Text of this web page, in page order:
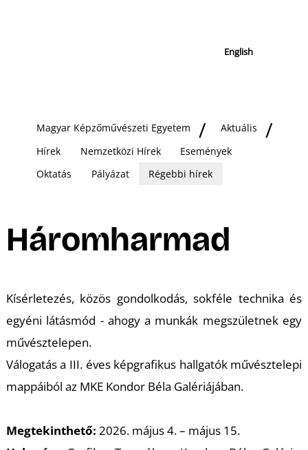
English
Magyar Képzőművészeti Egyetem
Aktuális
Hírek
Nemzetközi Hírek
Események
Oktatás
Pályázat Régebbi hírek
Háromharmad
Kísérletezés, közös gondolkodás, sokféle technika és
egyéni látásmód - ahogy a munkák megszületnek egy
művésztelepen.
Válogatás a III. éves képgrafikus hallgatók művésztelepi
mappáiból az MKE Kondor Béla Galériájában.
Megtekinthető: 2026. május 4. – május 15.